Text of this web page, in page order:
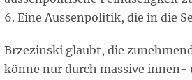
6. Eine Aussenpolitik, die in die
Brzezinski glaubt, die
könne nur durch massive innen-